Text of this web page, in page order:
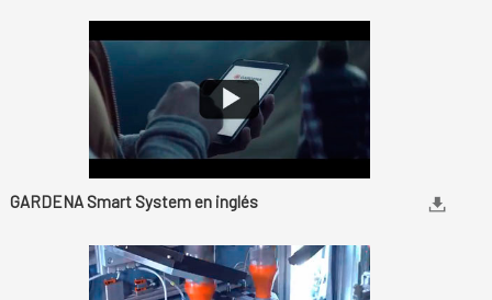
GARDENA Smart System en inglés